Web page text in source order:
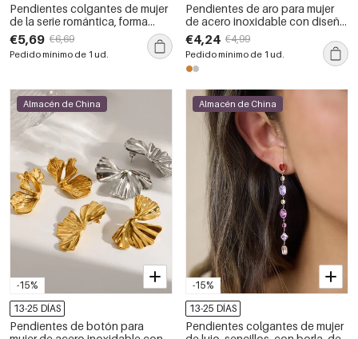
Pendientes colgantes de mujer
de la serie romántica, forma
irregular, acero inoxidable, color
dorado, resistentes al agua.
€5,69 €6,69
Pedido mínimo de 1 ud.
Pendientes de aro para mujer
de acero inoxidable con diseño
martillado, resistentes al agua y
color dorado.
€4,24 €4,99
Pedido mínimo de 1 ud.
-15%
Almacén de China
13-25 DÍAS
Pendientes de botón para
-15%
Almacén de China
13-25 DÍAS
Pendientes colgantes de mujer